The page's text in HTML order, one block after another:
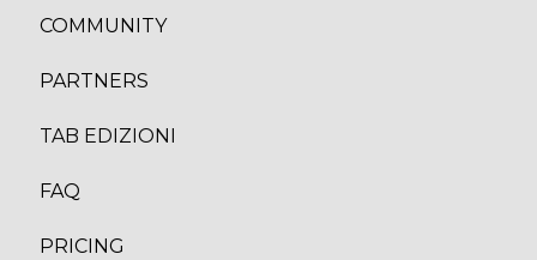
COMMUNITY
PARTNERS
TAB EDIZION
FAQ
PRICING